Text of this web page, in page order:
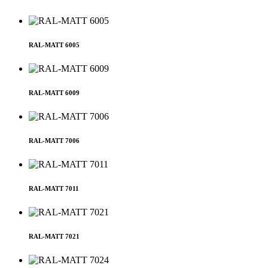
RAL-MATT 6005
RAL-MATT 6009
RAL-MATT 7006
RAL-MATT 7011
RAL-MATT 7021